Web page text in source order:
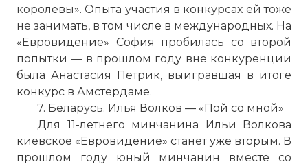
королевы». Опыта участия в конкурсах ей тоже
не занимать, в том числе в международных. На
«Евровидение» София пробилась со второй
попытки — в прошлом году вне конкуренции
была Анастасия Петрик, выигравшая в итоге
конкурс в Амстердаме.
7. Беларусь. Илья Волков — «Пой со мной»
Для 11-летнего минчанина Ильи Волкова
киевское «Евровидение» станет уже вторым. В
прошлом году юный минчанин вместе со